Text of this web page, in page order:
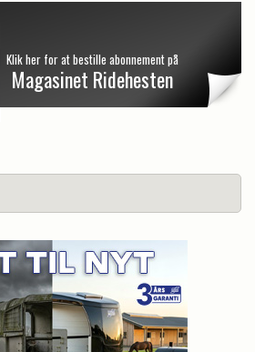
Klik her for at bestille abonnement på
Magasinet Ridehesten